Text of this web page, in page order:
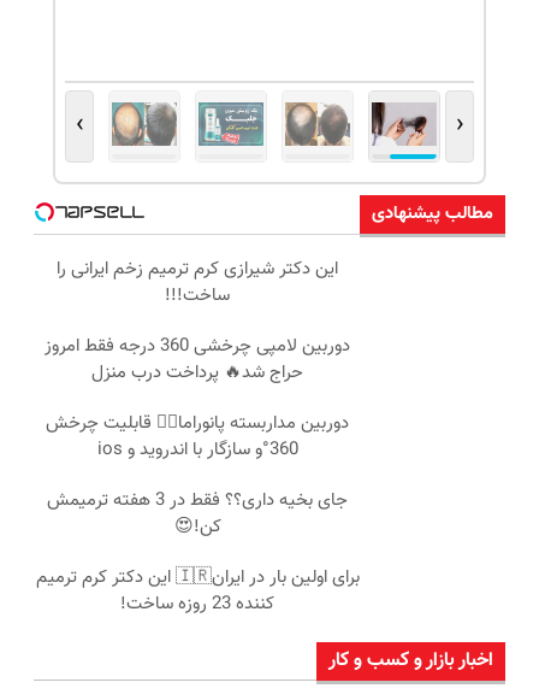
‹
›
مطالب پیشنهادی
این دکتر شیرازی کرم ترمیم زخم ایرانی را
ساخت!!!
دوربین لامپی چرخشی 360 درجه فقط امروز
حراج شد🔥 پرداخت درب منزل
دوربین مداربسته پانوراما👈🏻 قابلیت چرخش
360°و سازگار با اندروید و ios
جای بخیه داری؟؟ فقط در 3 هفته ترمیمش
کن!😍
برای اولین بار در ایران🇮🇷 این دکتر کرم ترمیم
کننده 23 روزه ساخت!
اخبار بازار و کسب و کار